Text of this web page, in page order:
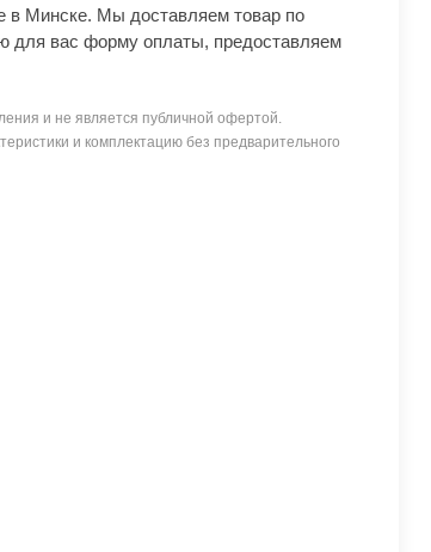
в Минске. Мы доставляем товар по
для вас форму оплаты, предоставляем
и не является публичной офертой.
и комплектацию без предварительного